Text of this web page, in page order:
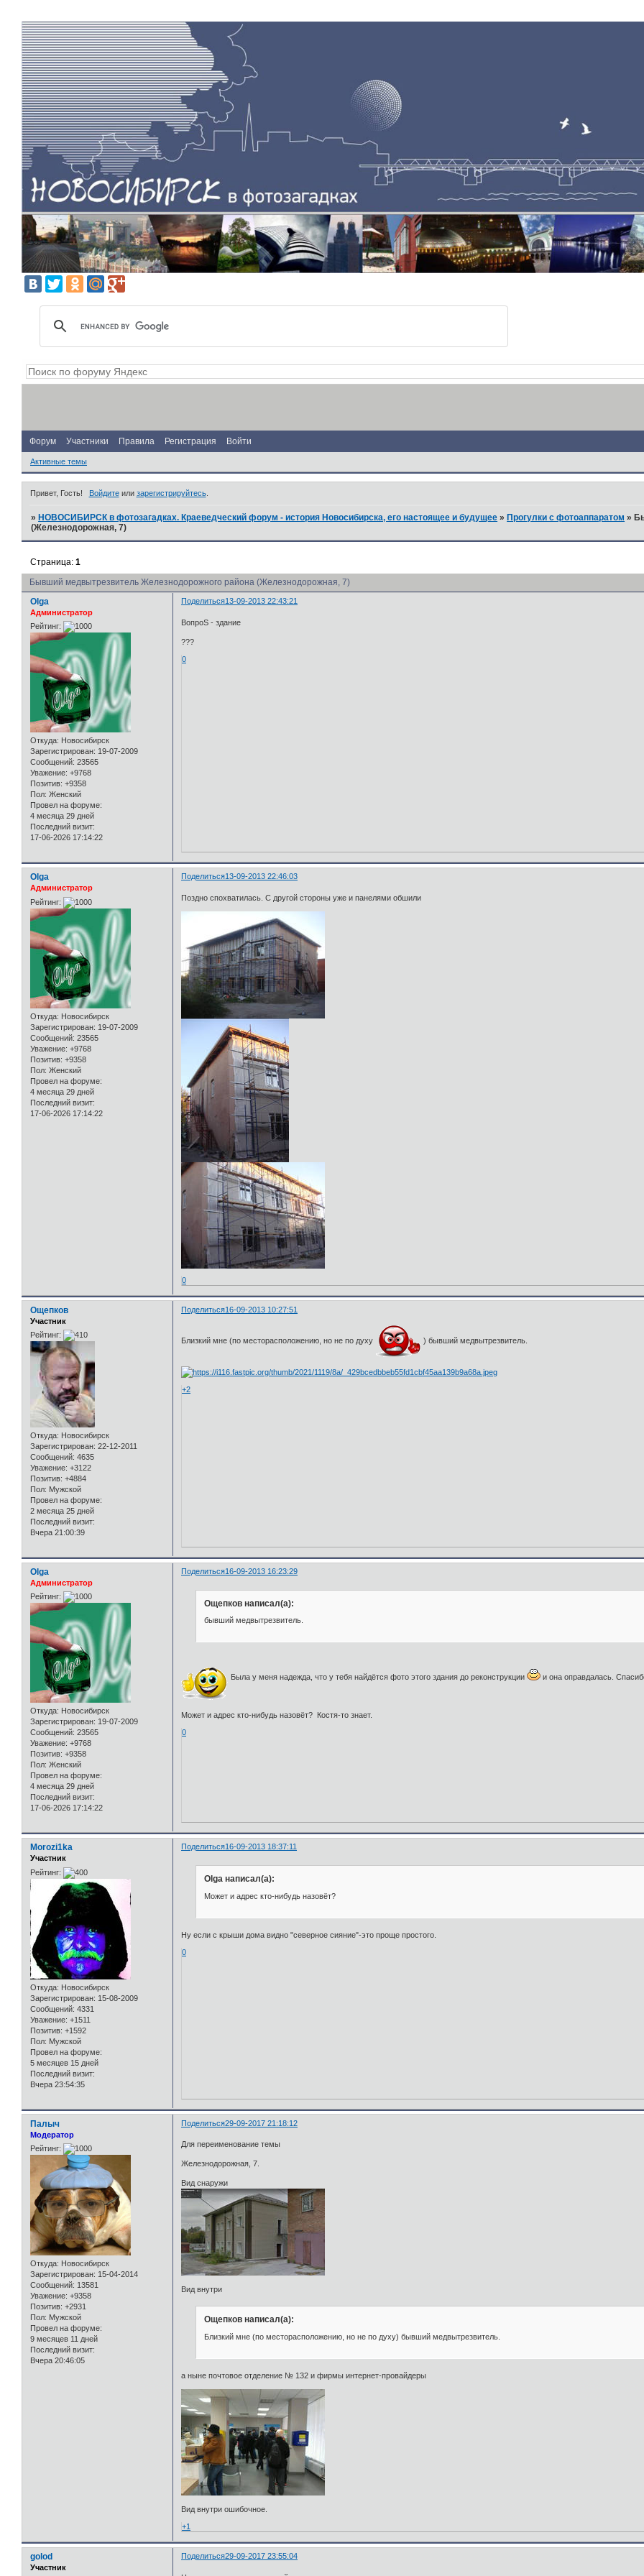
Форум Участники Правила Регистрация Войти
Активные темы
Привет, Гость! Войдитеили зарегистрируйтесь.
»НОВОСИБИРСК в фотозагадках. Краеведческий форум - история Новосибирска, его настоящее и будущее »Прогулки с фотоаппаратом »
(Железнодорожная, 7)
Бывший медвытрезвитель Железнодорожного района (Железнодорожная, 7)
Страница:1
Поделиться13-09-2013 22:43:21
Olga
Администратор
Рейтинг:
Откуда: Новосибирск
Зарегистрирован: 19-07-2009
Сообщений: 23565
Уважение: +9768
Позитив: +9358
Пол: Женский
Провел на форуме:
4 месяца 29 дней
Последний визит:
17-06-2026 17:14:22
ВопроS - здание
???
0
Поделиться13-09-2013 22:46:03
Olga
Администратор
Рейтинг:
Откуда: Новосибирск
Зарегистрирован: 19-07-2009
Сообщений: 23565
Уважение: +9768
Позитив: +9358
Пол: Женский
Провел на форуме:
4 месяца 29 дней
Последний визит:
17-06-2026 17:14:22
Поздно спохватилась. С другой стороны уже и панелями обшили
0
Поделиться16-09-2013 10:27:51
Ощепков
Участник
Рейтинг:
Откуда: Новосибирск
Зарегистрирован: 22-12-2011
Сообщений: 4635
Уважение: +3122
Позитив: +4884
Пол: Мужской
Провел на форуме:
2 месяца 25 дней
Последний визит:
Вчера 21:00:39
Близкий мне (по месторасположению, но не по духу ) бывший медвытрезвитель.
+2
Поделиться16-09-2013 16:23:29
Olga
Администратор
Рейтинг:
Откуда: Новосибирск
Зарегистрирован: 19-07-2009
Сообщений: 23565
Уважение: +9768
Позитив: +9358
Пол: Женский
Провел на форуме:
4 месяца 29 дней
Последний визит:
17-06-2026 17:14:22
Ощепков написал(а):
бывший медвытрезвитель.
Была у меня надежда, что у тебя найдётся фото этого здания до реконструкции и она оправдалась.
Может и адрес кто-нибудь назовёт? Костя-то знает.
0
Поделиться16-09-2013 18:37:11
Morozi1ka
Участник
Рейтинг:
Откуда: Новосибирск
Зарегистрирован: 15-08-2009
Сообщений: 4331
Уважение: +1511
Позитив: +1592
Пол: Мужской
Провел на форуме:
5 месяцев 15 дней
Последний визит:
Вчера 23:54:35
Olga написал(а):
Может и адрес кто-нибудь назовёт?
Ну если с крыши дома видно "северное сияние"-это проще простого.
0
Поделиться29-09-2017 21:18:12
Палыч
Модератор
Рейтинг:
Откуда: Новосибирск
Зарегистрирован: 15-04-2014
Сообщений: 13581
Уважение: +9358
Позитив: +2931
Пол: Мужской
Провел на форуме:
9 месяцев 11 дней
Последний визит:
Вчера 20:46:05
Для переименование темы
Железнодорожная, 7.
Вид снаружи
Вид внутри
Ощепков написал(а):
Близкий мне (по месторасположению, но не по духу) бывший медвытрезвитель.
а ныне почтовое отделение № 132 и фирмы интернет-провайдеры
Вид внутри ошибочное.
+1
Поделиться29-09-2017 23:55:04
golod
Участник